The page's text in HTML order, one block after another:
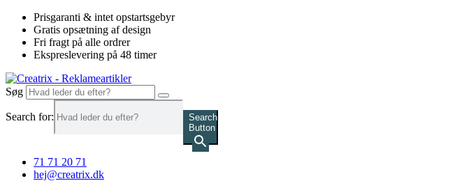
Videre
indhold
Prisgaranti & intet opstartsgebyr
Gratis opsætning af design
Fri fragt på alle ordrer
Ekspreslevering på 48 timer
Søg
Search for:
Search
Button
71 71 20 71
hej@creatrix.dk